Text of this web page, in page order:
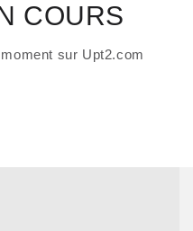
COURS
sur Upt2.com